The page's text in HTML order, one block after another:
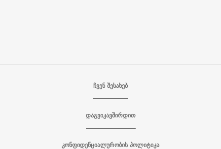
ჩვენ შესახებ
დაგვიკავშირდით
კონფიდენციალურობის პოლიტიკა